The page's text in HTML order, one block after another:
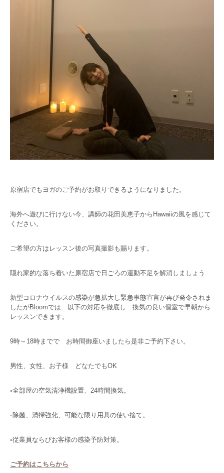
原宿店でもヨガのご予約がお取りできるようになりました。
海外へ遊びに行けない今、講師の花田美恵子からHawaiiの風を感じて
ください。
ご希望の方はレッスン後の写真撮影も賜ります。
隠れ家的な落ち着いた原宿店で日ごろの運動不足を解消しましょう
新型コロナウイルスの感染が急拡大し緊急事態宣言が再び発令されま
したがBloomでは 以下の対応を徹底し 換気の良い個室で早朝から
レッスンできます。
9時～18時までで お時間御座いましたら是非ご予約下さい。
男性、女性、お子様 どなたでもOK
◦全部屋の空気清浄機設置、24時間換気。
◦除菌、清掃強化、可能な限り用具の使い捨て。
◦従業員ならびお客様の感染予防対策。
ご予約はこちらから